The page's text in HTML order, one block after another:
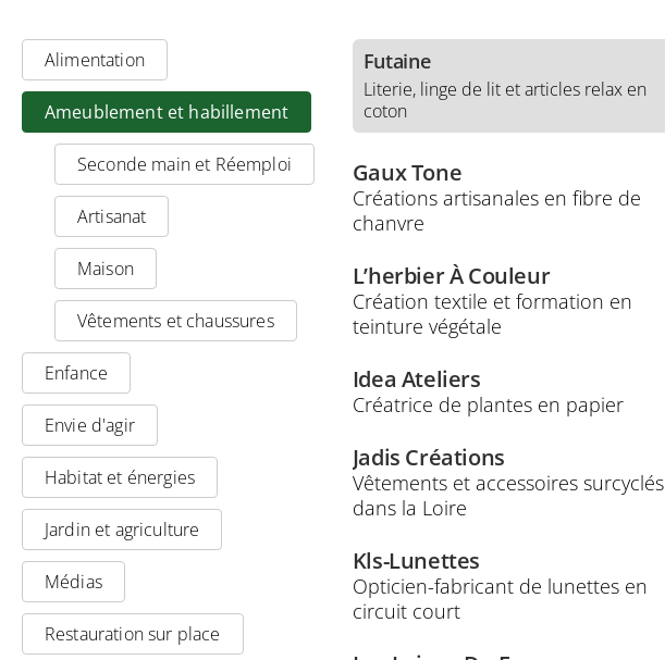
Alimentation
Ameublement et habillement
Seconde main et Réemploi
Artisanat
Maison
Vêtements et chaussures
Enfance
Envie d'agir
Habitat et énergies
Jardin et agriculture
Médias
Restauration sur place
Futaine
Literie, linge de lit et articles relax en
coton
Gaux Tone
Créations artisanales en fibre de
chanvre
L’herbier À Couleur
Création textile et formation en
teinture végétale
Idea Ateliers
Créatrice de plantes en papier
Jadis Créations
Vêtements et accessoires surcyclés
dans la Loire
Kls-Lunettes
Opticien-fabricant de lunettes en
circuit court